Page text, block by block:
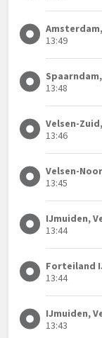
13:49
13:48
Velsen-
13:46
Velsen-
13:45
IJmuiden,
13:44
Forteiland
13:44
IJmuiden,
13:43